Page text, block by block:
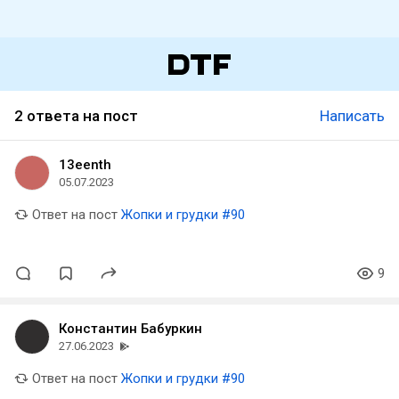
2 ответа на пост Написать
13eenth
05.07.2023
Ответ на пост Жопки и грудки #90
9
Константин Бабуркин
27.06.2023
Ответ на пост Жопки и грудки #90